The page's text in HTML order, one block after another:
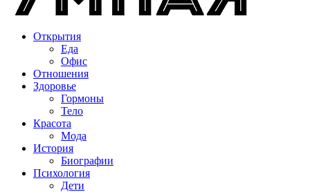
Открытия
Еда
Офис
Отношения
Здоровье
Гормоны
Тело
Красота
Мода
История
Биографии
Психология
Дети